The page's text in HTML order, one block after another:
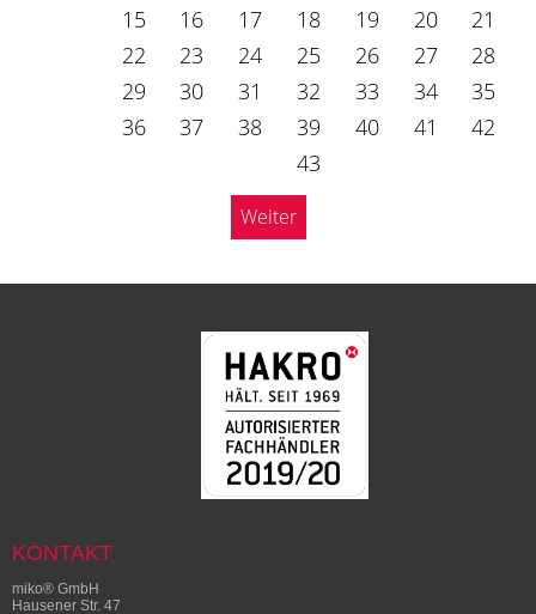
15
16 17 18 19 20
21
22
23 24 25 26 27
28
29
30 31 32 33 34
35
36
37 38 39 40 41
42
43
Weiter
KONTAKT
miko® GmbH
Hausener Str. 47